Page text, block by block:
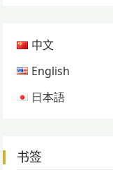
中文
English
日本語
书签